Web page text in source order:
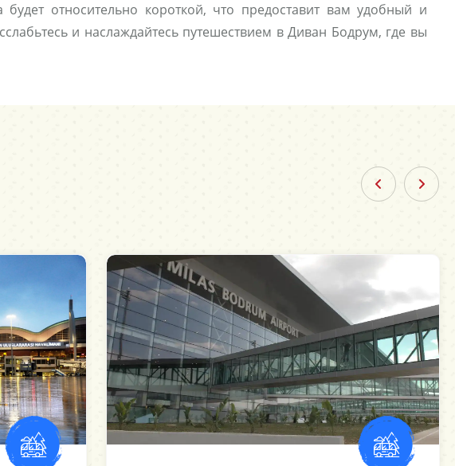
относительно короткой, что предоставит вам удобный и
и наслаждайтесь путешествием в Диван Бодрум, где вы